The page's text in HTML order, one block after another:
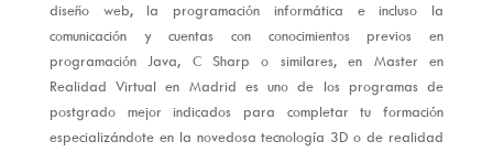
diseño web, la programación informática e incluso la
comunicación y cuentas con conocimientos previos en
programación Java, C Sharp o similares, en Master en
Realidad Virtual en Madrid es uno de los programas de
postgrado mejor indicados para completar tu formación
especializándote en la novedosa tecnología 3D o de realidad